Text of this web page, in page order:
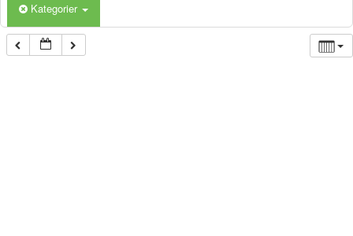
Kategorier